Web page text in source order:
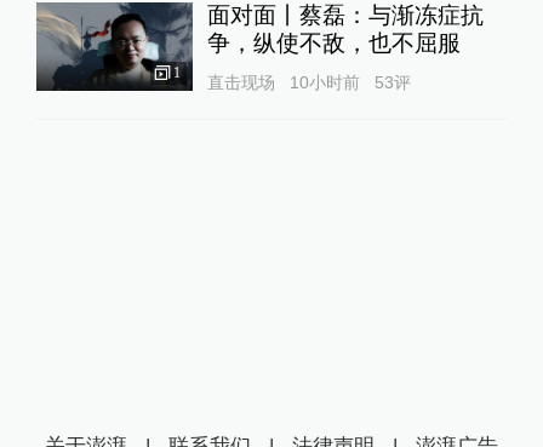
1
面对面丨蔡磊：与渐冻症抗
争，纵使不敌，也不屈服
直击现场 10小时前 53评